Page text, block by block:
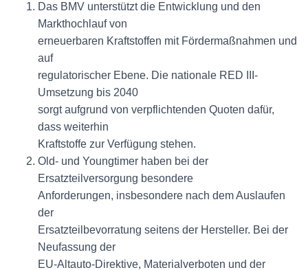
Das BMV unterstützt die Entwicklung und den
Markthochlauf von
erneuerbaren Kraftstoffen mit Fördermaßnahmen und
auf
regulatorischer Ebene. Die nationale RED III-
Umsetzung bis 2040
sorgt aufgrund von verpflichtenden Quoten dafür,
dass weiterhin
Kraftstoffe zur Verfügung stehen.
Old- und Youngtimer haben bei der
Ersatzteilversorgung besondere
Anforderungen, insbesondere nach dem Auslaufen
der
Ersatzteilbevorratung seitens der Hersteller. Bei der
Neufassung der
EU-Altauto-Direktive, Materialverboten und der